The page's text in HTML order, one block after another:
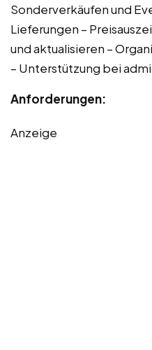
Sonderverkäufen und
Lieferungen –
und aktualisieren –
– Unterstützung bei
Anforderungen:
Anzeige